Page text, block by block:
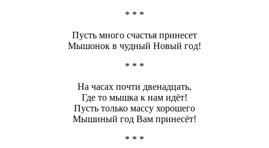
* * *
Пусть много счастья принесет
Мышонок в чудный Новый год!
* * *
На часах почти двенадцать,
Где то мышка к нам идёт!
Пусть только массу хорошего
Мышиный год Вам принесёт!
* * *